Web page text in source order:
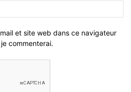
et site web dans ce navigateur
commenterai.